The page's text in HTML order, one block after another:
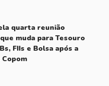
quarta reunião
muda para Tesouro
FIIs e Bolsa após a